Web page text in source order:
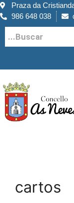
Praza da
986 648 038
cartos